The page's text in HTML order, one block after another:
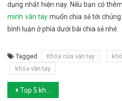
dụng nhất hiện nay. Nếu bạn có
minh vân tay muốn chia sẻ tới
bình luận ở phía dưới bài chia sẻ nhé.
Tagged Khóa cửa vân tay
khóa vân tay
Post navigation
Top 5 khóa thông minh giá dưới 10 triệu đáng mua nhất hiện nay